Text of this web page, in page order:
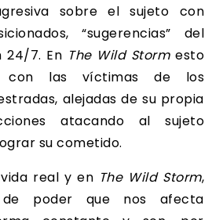
sobre el sujeto con
“sugerencias” del
24/7. En The Wild Stormesto
con las víctimas de los
alejadas de su propia
atacando al sujeto
su cometido.
real y en The Wild Storm,
poder que nos afecta